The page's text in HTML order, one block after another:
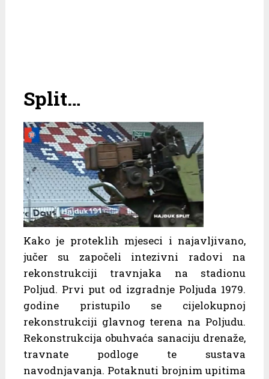
Split…
Kako je proteklih mjeseci i najavljivano,
jučer su započeli intezivni radovi na
rekonstrukciji travnjaka na stadionu
Poljud. Prvi put od izgradnje Poljuda 1979.
godine pristupilo se cijelokupnoj
rekonstrukciji glavnog terena na Poljudu.
Rekonstrukcija obuhvaća sanaciju drenaže,
travnate podloge te sustava
navodnjavanja. Potaknuti brojnim upitima